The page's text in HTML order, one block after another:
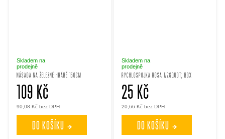
NÁSADA NA ŽELEZNÉ HRÁBĚ 150CM
Skladem na
prodejně
90,08 Kč bez DPH
109 Kč
DO KOŠÍKU
RYCHLOSPOJKA ROSA 1/2&QUOT; BOX
Skladem na
prodejně
20,66 Kč bez DPH
25 Kč
DO KOŠÍKU